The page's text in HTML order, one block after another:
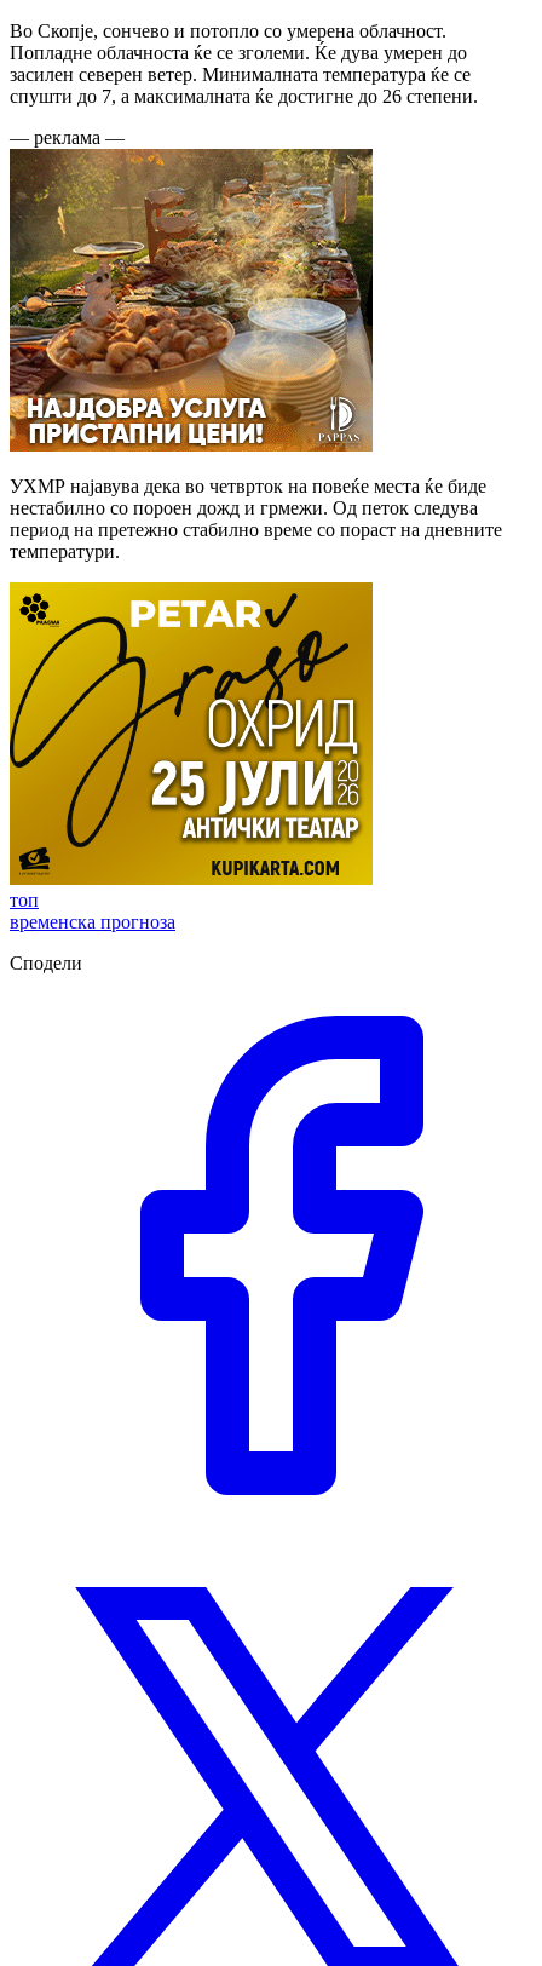
Во Скопје, сончево и потопло со умерена облачност.
Попладне облачноста ќе се зголеми. Ќе дува умерен до
засилен северен ветер. Минималната температура ќе се
спушти до 7, а максималната ќе достигне до 26 степени.
— реклама —
УХМР најавува дека во четврток на повеќе места ќе биде
нестабилно со пороен дожд и грмежи. Од петок следува
период на претежно стабилно време со пораст на дневните
температури.
топ
временска прогноза
Сподели